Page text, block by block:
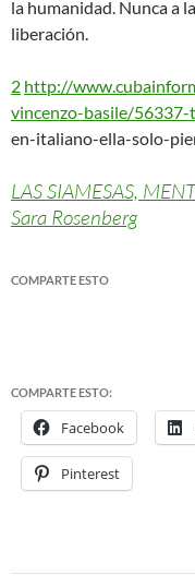
la humanidad. Nunca a
liberación.
2 http://
vincenzo-basile/
en-italiano-ella-solo-
LAS SIAMESAS,
Sara Rosenberg
COMPARTE ESTO
COMPARTE ESTO:
Facebook
Pinterest